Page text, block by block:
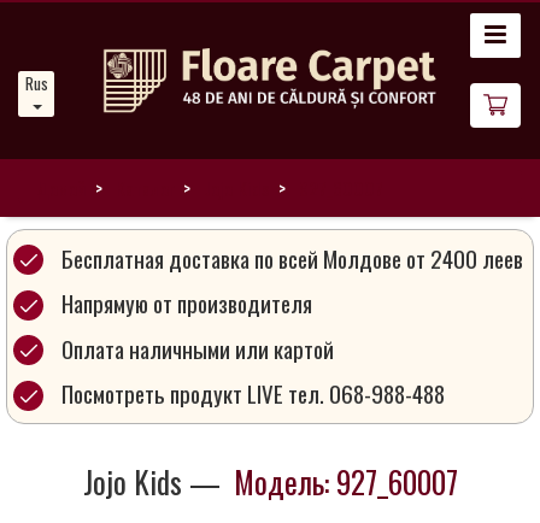
Russian
Главная
Новости
Наши
ковры
Магия
ковров
Стань
партнером
Бесплатная доставка по всей Молдове от 2400 леев
Напрямую от производителя
Оплата наличными или картой
Посмотреть продукт LIVE тел. 068-988-488
Jojo Kids — Модель: 927_60007